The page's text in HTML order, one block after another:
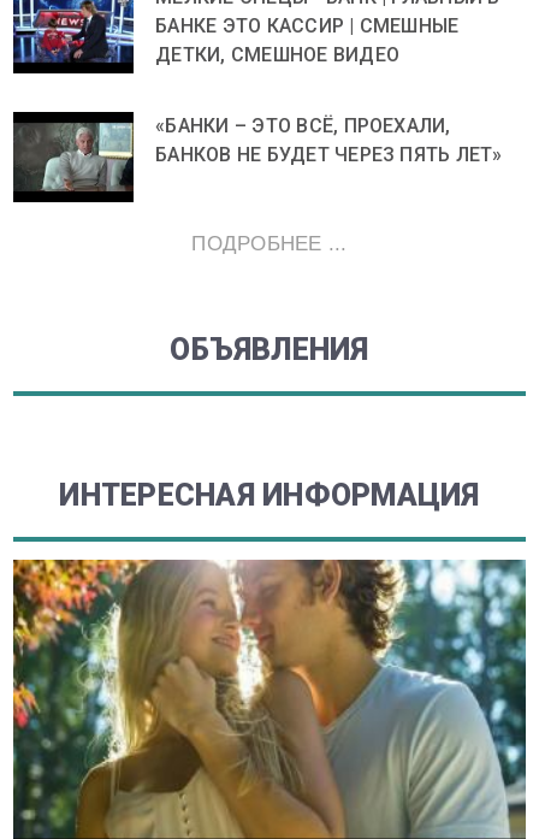
БАНКЕ ЭТО КАССИР | СМЕШНЫЕ
ДЕТКИ, СМЕШНОЕ ВИДЕО
«БАНКИ – ЭТО ВСЁ, ПРОЕХАЛИ,
БАНКОВ НЕ БУДЕТ ЧЕРЕЗ ПЯТЬ ЛЕТ»
ПОДРОБНЕЕ ...
ОБЪЯВЛЕНИЯ
ИНТЕРЕСНАЯ ИНФОРМАЦИЯ